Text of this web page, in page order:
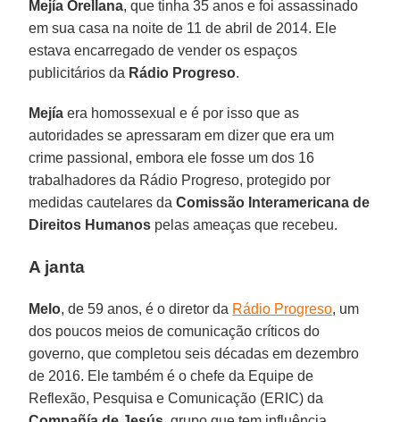
Mejía Orellana, que tinha 35 anos e foi assassinado
em sua casa na noite de 11 de abril de 2014. Ele
estava encarregado de vender os espaços
publicitários da Rádio Progreso.
Mejía era homossexual e é por isso que as
autoridades se apressaram em dizer que era um
crime passional, embora ele fosse um dos 16
trabalhadores da Rádio Progreso, protegido por
medidas cautelares daComissão Interamericana de
Direitos Humanos pelas ameaças que recebeu.
A janta
Melo, de 59 anos, é o diretor da Rádio Progreso, um
dos poucos meios de comunicação críticos do
governo, que completou seis décadas em dezembro
de 2016. Ele também é o chefe da Equipe de
Reflexão, Pesquisa e Comunicação (ERIC) da